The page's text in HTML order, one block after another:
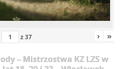
z37 › »
– Mistrzostwa KZ LZS w